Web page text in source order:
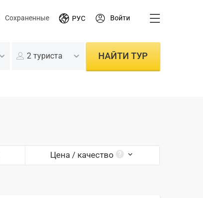
Сохраненные РУС Войти
2 туриста НАЙТИ ТУР
Цена / качество